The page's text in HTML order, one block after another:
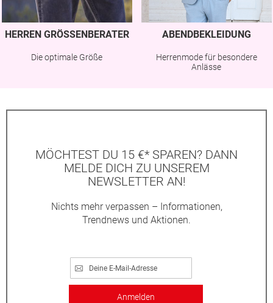
HERREN GRÖSSENBERATER
Die optimale Größe
ABENDBEKLEIDUNG
Herrenmode für besondere
Anlässe
MÖCHTEST DU 15 €* SPAREN? DANN
MELDE DICH ZU UNSEREM
NEWSLETTER AN!
Nichts mehr verpassen – Informationen,
Trendnews und Aktionen.
Anmelden